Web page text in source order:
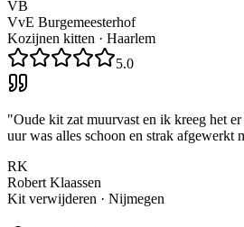
VB
VvE Burgemeesterhof
Kozijnen kitten · Haarlem
5.0
"Oude kit zat muurvast en ik kreeg het
uur was alles schoon en strak afgewerkt
RK
Robert Klaassen
Kit verwijderen · Nijmegen